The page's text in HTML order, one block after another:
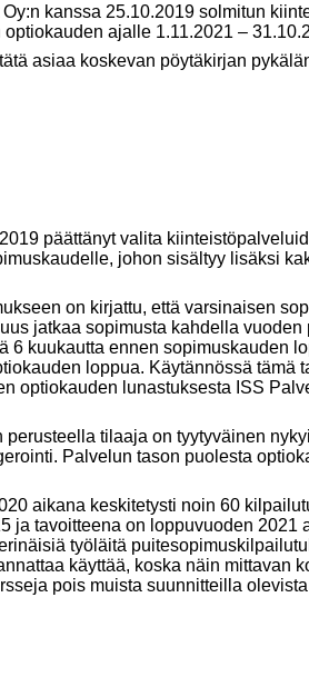
25.10.2019 solmitun
ajalle 1.11.2021 –
koskevan pöytäkirjan
päättänyt valita
johon sisältyy lisäksi
on kirjattu, että varsinaisen
jatkaa sopimusta kahdella
6 kuukautta ennen sopimuskauden
loppua. Käytännössä tämä
optiokauden lunastuksesta ISS
tilaaja on tyytyväinen
Palvelun tason puolesta
aikana keskitetysti noin 60
ja tavoitteena on loppuvuoden 2021
työläitä
käyttää, koska näin mittavan
pois muista suunnitteilla